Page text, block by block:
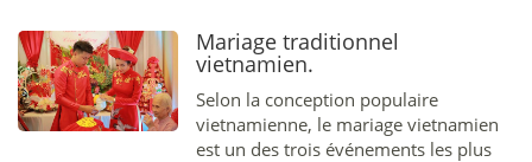
Mariage traditionnel
vietnamien.
Selon la conception populaire
vietnamienne, le mariage vietnamien
est un des trois événements les plus